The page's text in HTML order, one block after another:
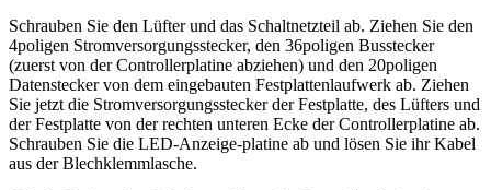
Schrauben Sie den Lüfter und das Schaltnetzteil ab. Ziehen Sie den
4poligen Stromversorgungsstecker, den 36poligen Busstecker
(zuerst von der Controllerplatine abziehen) und den 20poligen
Datenstecker von dem eingebauten Festplattenlaufwerk ab. Ziehen
Sie jetzt die Stromversorgungsstecker der Festplatte, des Lüfters und
der Festplatte von der rechten unteren Ecke der Controllerplatine ab.
Schrauben Sie die LED-Anzeige-platine ab und lösen Sie ihr Kabel
aus der Blechklemmlasche.